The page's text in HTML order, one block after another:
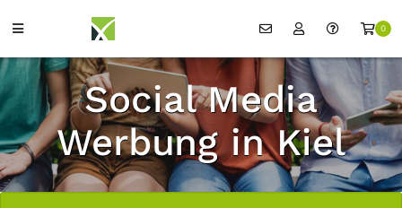
0
Social Media
Werbung in Kiel